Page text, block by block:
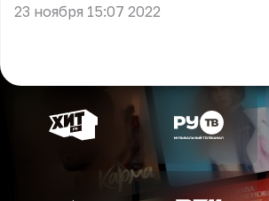
23 ноября 15:07 2022